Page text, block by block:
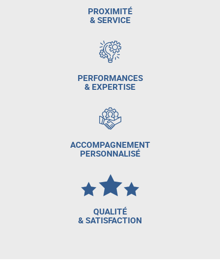
PROXIMITÉ
& SERVICE
PERFORMANCES
& EXPERTISE
ACCOMPAGNEMENT
PERSONNALISÉ
QUALITÉ
& SATISFACTION